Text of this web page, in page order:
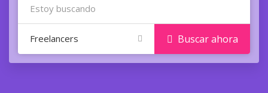
Freelancers Buscar ahora